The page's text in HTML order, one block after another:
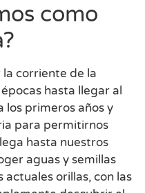
como
corriente de la
hasta llegar al
los primeros años y
para permitirnos
hasta nuestros
aguas y semillas
orillas, con las